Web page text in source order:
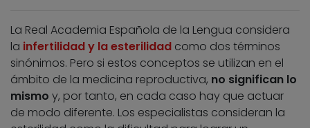
La Real Academia Española de la Lengua considera
la infertilidad y la esterilidad como dos términos
sinónimos. Pero si estos conceptos se utilizan en el
ámbito de la medicina reproductiva, no significan lo
mismo y, por tanto, en cada caso hay que actuar
de modo diferente. Los especialistas consideran la